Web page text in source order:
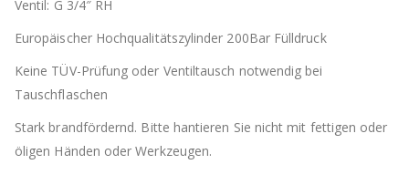
Ventil: G 3/4″ RH
Europäischer Hochqualitätszylinder 200Bar Fülldruck
Keine TÜV-Prüfung oder Ventiltausch notwendig bei
Tauschflaschen
Stark brandfördernd. Bitte hantieren Sie nicht mit fettigen oder
öligen Händen oder Werkzeugen.